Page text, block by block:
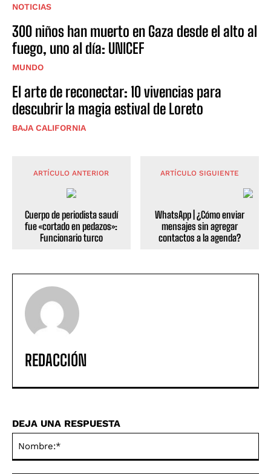
NOTICIAS
300 niños han muerto en Gaza desde el alto al
fuego, uno al día: UNICEF
MUNDO
El arte de reconectar: 10 vivencias para
descubrir la magia estival de Loreto
BAJA CALIFORNIA
ARTÍCULO ANTERIOR
Cuerpo de periodista saudí
fue «cortado en pedazos»:
Funcionario turco
ARTÍCULO SIGUIENTE
WhatsApp | ¿Cómo enviar
mensajes sin agregar
contactos a la agenda?
REDACCIÓN
DEJA UNA RESPUESTA